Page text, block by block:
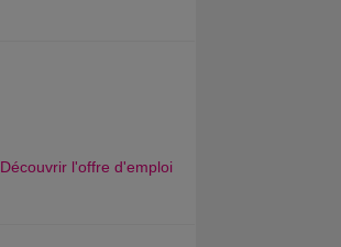
Découvrir l'offre d'emploi